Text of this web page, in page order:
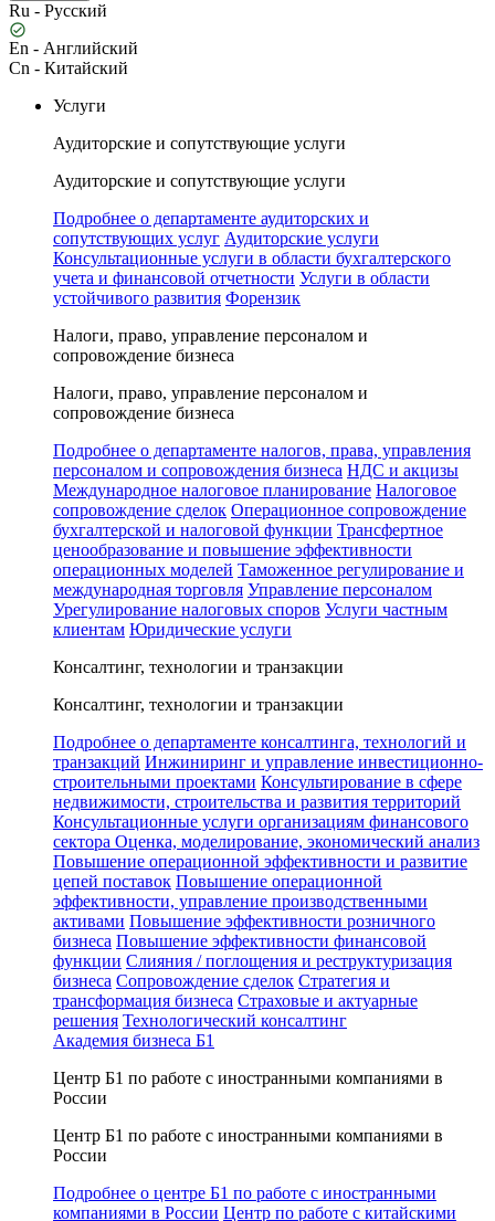
Ru - Русский
En - Английский
Cn - Китайский
Услуги
Аудиторские и сопутствующие услуги
Аудиторские и сопутствующие услуги
Подробнее о департаменте аудиторских и
сопутствующих услуг Аудиторские услуги
Консультационные услуги в области бухгалтерского
учета и финансовой отчетности Услуги в области
устойчивого развития Форензик
Налоги, право, управление персоналом и
сопровождение бизнеса
Налоги, право, управление персоналом и
сопровождение бизнеса
Подробнее о департаменте налогов, права, управления
персоналом и сопровождения бизнеса НДС и акцизы
Международное налоговое планирование Налоговое
сопровождение сделок Операционное сопровождение
бухгалтерской и налоговой функции Трансфертное
ценообразование и повышение эффективности
операционных моделей Таможенное регулирование и
международная торговля Управление персоналом
Урегулирование налоговых споров Услуги частным
клиентам Юридические услуги
Консалтинг, технологии и транзакции
Консалтинг, технологии и транзакции
Подробнее о департаменте консалтинга, технологий и
транзакций Инжиниринг и управление инвестиционно-
строительными проектами Консультирование в сфере
недвижимости, строительства и развития территорий
Консультационные услуги организациям финансового
сектора Оценка, моделирование, экономический анализ
Повышение операционной эффективности и развитие
цепей поставок Повышение операционной
эффективности, управление производственными
активами Повышение эффективности розничного
бизнеса Повышение эффективности финансовой
функции Слияния / поглощения и реструктуризация
бизнеса Сопровождение сделок Стратегия и
трансформация бизнеса Страховые и актуарные
решения Технологический консалтинг
Академия бизнеса Б1
Центр Б1 по работе с иностранными компаниями в
России
Центр Б1 по работе с иностранными компаниями в
России
Подробнее о центре Б1 по работе с иностранными
компаниями в России Центр по работе с китайскими